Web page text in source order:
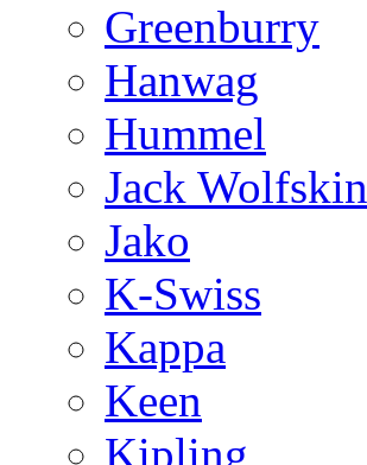
Greenburry
Hanwag
Hummel
Jack Wolfskin
Jako
K-Swiss
Kappa
Keen
Kipling